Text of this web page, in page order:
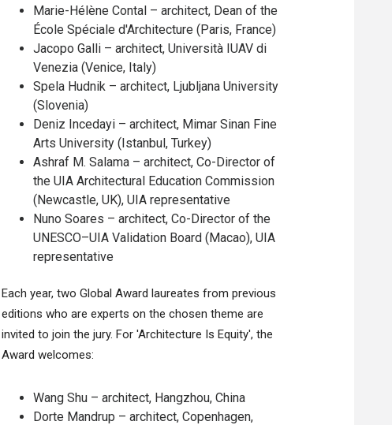
Marie-Hélène Contal – architect, Dean of the
École Spéciale d'Architecture (Paris, France)
Jacopo Galli – architect, Università IUAV di
Venezia (Venice, Italy)
Spela Hudnik – architect, Ljubljana University
(Slovenia)
Deniz Incedayi – architect, Mimar Sinan Fine
Arts University (Istanbul, Turkey)
Ashraf M. Salama – architect, Co-Director of
the UIA Architectural Education Commission
(Newcastle, UK), UIA representative
Nuno Soares – architect, Co-Director of the
UNESCO–UIA Validation Board (Macao), UIA
representative
Each year, two Global Award laureates from previous
editions who are experts on the chosen theme are
invited to join the jury. For 'Architecture Is Equity', the
Award welcomes:
Wang Shu – architect, Hangzhou, China
Dorte Mandrup – architect, Copenhagen,